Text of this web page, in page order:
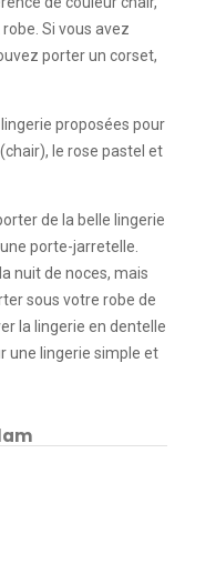
Si vous avez
porter un corset,
proposées pour
le rose pastel et
de la belle lingerie
porte-jarretelle.
nuit de noces, mais
sous votre robe de
la lingerie en dentelle
une lingerie simple et